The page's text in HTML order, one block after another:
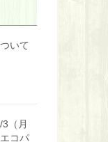
いて
（月
コパ